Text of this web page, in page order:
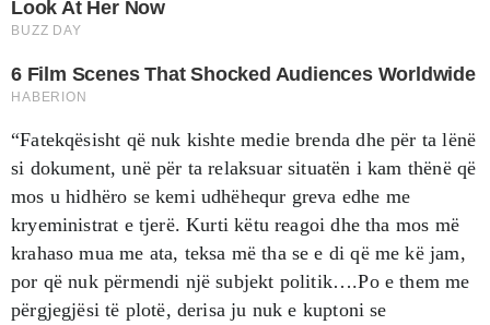
“Fatekqësisht që nuk kishte medie brenda dhe për ta lënë
si dokument, unë për ta relaksuar situatën i kam thënë që
mos u hidhëro se kemi udhëhequr greva edhe me
kryeministrat e tjerë. Kurti këtu reagoi dhe tha mos më
krahaso mua me ata, teksa më tha se e di që me kë jam,
por që nuk përmendi një subjekt politik….Po e them me
përgjegjësi të plotë, derisa ju nuk e kuptoni se